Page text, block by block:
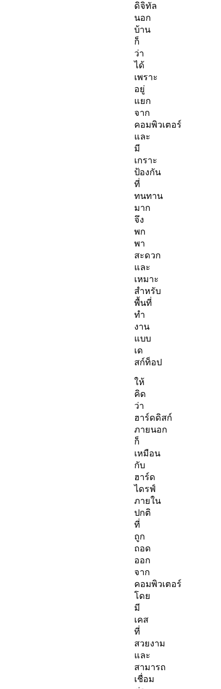
ดิจิทัล
นอก
บ้าน
ก็
ว่า
ได้
เพราะ
อยู่
แยก
จาก
คอมพิวเตอร์
และ
มี
เกราะ
ป้องกัน
ที่
ทนทาน
มาก
จึง
พก
พา
สะดวก
และ
เหมาะ
สำหรับ
พื้นที่
ทำ
งาน
แบบ
เด
สก์ท็อป
ให้
คิด
ว่า
ฮาร์ดดิสก์
ภายนอก
ก็
เหมือน
กับ
ฮาร์ด
ไดรฟ์
ภายใน
ปกติ
ที่
ถูก
ถอด
ออก
จาก
คอมพิวเตอร์
โดย
มี
เคส
ที่
สวยงาม
และ
สามารถ
เชื่อม